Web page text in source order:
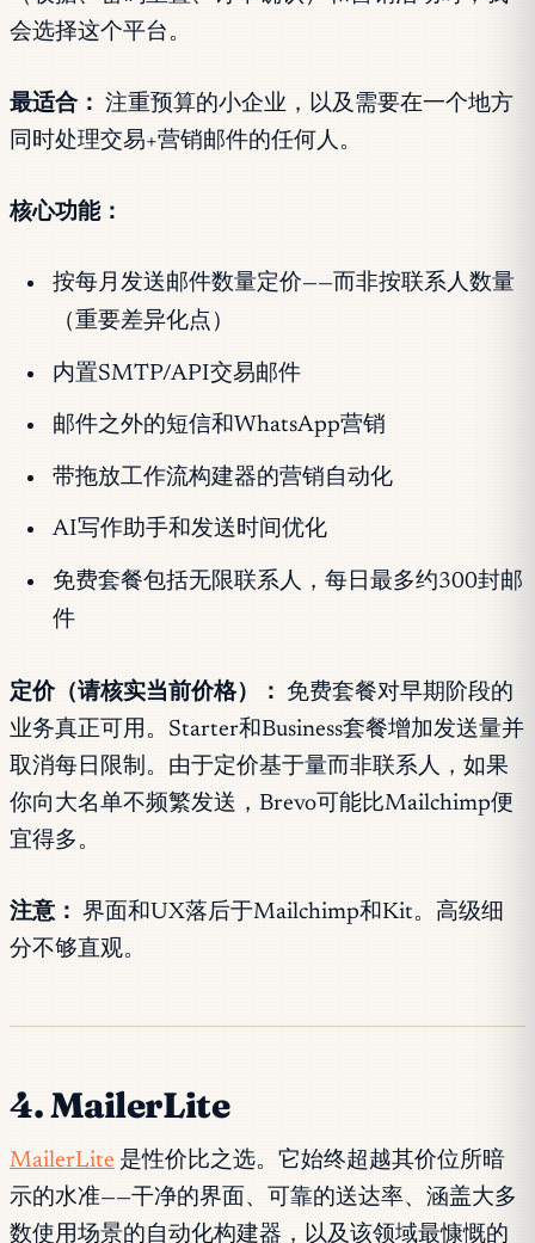
会选择这个平台。
最适合： 注重预算的小企业，以及需要在一个地方
同时处理交易+营销邮件的任何人。
核心功能：
按每月发送邮件数量定价——而非按联系人数量
（重要差异化点）
内置SMTP/API交易邮件
邮件之外的短信和WhatsApp营销
带拖放工作流构建器的营销自动化
AI写作助手和发送时间优化
免费套餐包括无限联系人，每日最多约300封邮
件
定价（请核实当前价格）：
免费套餐对早期阶段的
业务真正可用。Starter和Business套餐增加发送量并
取消每日限制。由于定价基于量而非联系人，如果
你向大名单不频繁发送，Brevo可能比Mailchimp便
宜得多。
注意： 界面和UX落后于Mailchimp和Kit。高级细
分不够直观。
4. MailerLite
MailerLite 是性价比之选。它始终超越其价位所暗
示的水准——干净的界面、可靠的送达率、涵盖大多
数使用场景的自动化构建器，以及该领域最慷慨的